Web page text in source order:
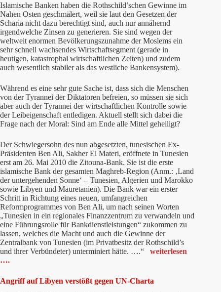
Islamische Banken haben die Rothschild’schen Gewinne im
Nahen Osten geschmälert, weil sie laut den Gesetzen der
Scharia nicht dazu berechtigt sind, auch nur annähernd
irgendwelche Zinsen zu generieren. Sie sind wegen der
weltweit enormen Bevölkerungszunahme der Moslems ein
sehr schnell wachsendes Wirtschaftsegment (gerade in
heutigen, katastrophal wirtschaftlichen Zeiten) und zudem
auch wesentlich stabiler als das westliche Bankensystem).
Während es eine sehr gute Sache ist, dass sich die Menschen
von der Tyrannei der Diktatoren befreien, so müssen sie sich
aber auch der Tyrannei der wirtschaftlichen Kontrolle sowie
der Leibeigenschaft entledigen. Aktuell stellt sich dabei die
Frage nach der Moral: Sind am Ende alle Mittel geheiligt?
Der Schwiegersohn des nun abgesetzten, tunesischen Ex-
Präsidenten Ben Ali, Sakher El Materi, eröffnete in Tunesien
erst am 26. Mai 2010 die Zitouna-Bank. Sie ist die erste
islamische Bank der gesamten Maghreb-Region (Anm.: ‚Land
der untergehenden Sonne‘ – Tunesien, Algerien und Marokko
sowie Libyen und Mauretanien). Die Bank war ein erster
Schritt in Richtung eines neuen, umfangreichen
Reformprogrammes von Ben Ali, um nach seinen Worten
„Tunesien in ein regionales Finanzzentrum zu verwandeln und
eine Führungsrolle für Bankdienstleistungen“ zukommen zu
lassen, welches die Macht und auch die Gewinne der
Zentralbank von Tunesien (im Privatbesitz der Rothschild’s
und ihrer Verbündeter) unterminiert hätte. ….“ weiterlesen
….
Angriff auf Libyen verstößt gegen UN-Charta